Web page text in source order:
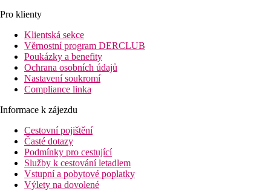
Pro klienty
Klientská sekce
Věrnostní program DERCLUB
Poukázky a benefity
Ochrana osobních údajů
Nastavení soukromí
Compliance linka
Informace k zájezdu
Cestovní pojištění
Časté dotazy
Podmínky pro cestující
Služby k cestování letadlem
Vstupní a pobytové poplatky
Výlety na dovolené